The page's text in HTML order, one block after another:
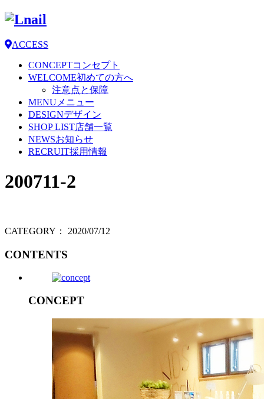
ACCESS
CONCEPTコンセプト
WELCOME初めての方へ
注意点と保障
MENU メニュー
DESIGNデザイン
SHOP LIST店舗一覧
NEWSお知らせ
RECRUIT採用情報
200711-2
CATEGORY： 2020/07/12
CONTENTS
CONCEPT